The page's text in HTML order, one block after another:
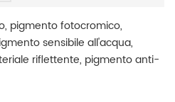
pigmento fotocromico,
sensibile all'acqua,
riflettente, pigmento anti-